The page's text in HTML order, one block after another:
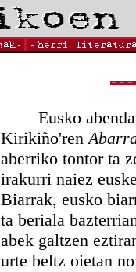
Eusko
Kirikiño'ren
aberriko tontor ta
irakurri naiez
Biarrak, eusko
ta beriala
abek galtzen
urte beltz oietan